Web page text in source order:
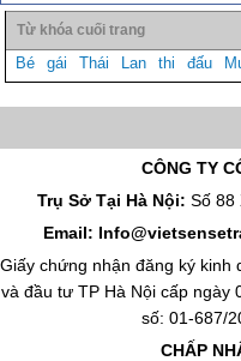
Bé gái Thái Lan thi đấu
CÔNG TY
Trụ Sở Tại Hà Nội: Số 88
Email:
Giấy chứng nhận đăng ký kinh
và đầu tư TP Hà Nội cấp ngày
số: 01-687/
CHẤP